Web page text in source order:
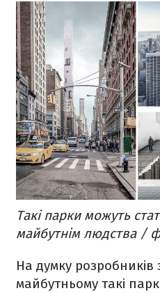
Такі парки можуть
майбутнім людства /
На думку розробників
майбутньому такі